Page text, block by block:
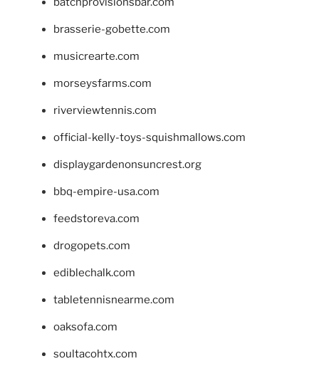
brasserie-gobette.com
musicrearte.com
morseysfarms.com
riverviewtennis.com
official-kelly-toys-squishmallows.com
displaygardenonsuncrest.org
bbq-empire-usa.com
feedstoreva.com
drogopets.com
ediblechalk.com
tabletennisnearme.com
oaksofa.com
soultacohtx.com